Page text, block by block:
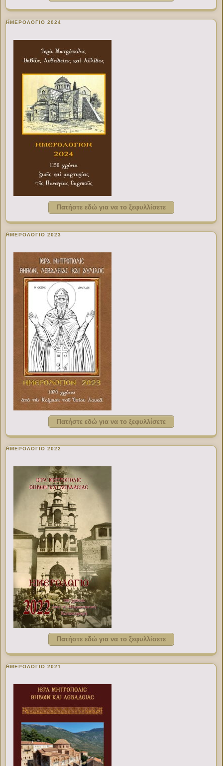
ΗΜΕΡΟΛΟΓΙΟ 2024
Πατήστε εδώ για να το ξεφυλλίσετε
ΗΜΕΡΟΛΟΓΙΟ 2023
Πατήστε εδώ για να το ξεφυλλίσετε
ΗΜΕΡΟΛΟΓΙΟ 2022
Πατήστε εδώ για να το ξεφυλλίσετε
ΗΜΕΡΟΛΟΓΙΟ 2021